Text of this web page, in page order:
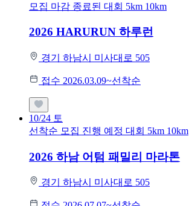
모집 마감 종료된 대회 5km 10km
2026 HARURUN 하루런
경기 하남시 미사대로 505
접수 2026.03.09~선착순
10/24 토
선착순 모집 진행 예정 대회 5km 10km
2026 하남 어텀 패밀리 마라톤
경기 하남시 미사대로 505